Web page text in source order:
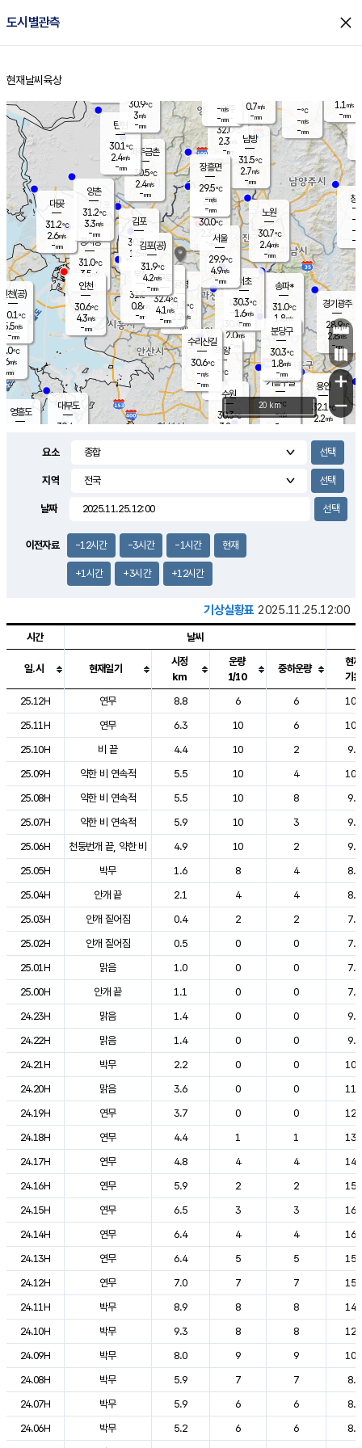
도시별관측 close
홈
현재날씨 육상
의도
℃
m/s
mm
영흥도
양주
32.0℃
2.3
-mm
과천
30.4℃
2.0m/s
- mm
용인
32.1℃
2.2m/s
경기광주
28.9℃
2.8m/s
-mm
3.9m/s
대부도
30.4
경서동
31.0℃
3.5 m/s
-mm
파주금촌
30.5℃
2.4m/s
-mm
-℃
-m/s
-mm
대곶
31.2℃
2.6m/s
-mm
창
-
-m/
-
탄현
30.1℃
2.4m/s
-mm
1.1 m/s
-mm
의왕
- ℃
m/s
mm
김포
30.3℃
1.5 m/s
mm
광명
31.3 ℃
2.2 m/s
-mm
부천
31.0℃
0.8m/s
-mm
양촌
31.2℃
3.3m/s
-mm
구로
32.4℃
4.1 m/s
-mm
은평
30.0℃
2.3 m/s
- mm
노원
30.7℃
2.4m/s
-mm
송파*
31.0℃
1.8m/s
-mm
서초
30.3℃
1.6m/s
-mm
남방
31.5℃
2.7m/s
-mm
기흥구갈
-℃
-m/s
-
수리산길
30.6℃
-m/s
-mm
분당구
30.3℃
1.8m/s
-mm
장흥면
29.5℃
-m/s
-mm
-m/s
-mm
인천(공)
30.1℃
5.5m/s
-mm
김포(공)
31.9℃
4.2m/s
-mm
수원
30.3℃
3.2 m/s
인천
30.6℃
4.3m/s
-mm
서울
29.9℃
4.9m/s
-mm
30.9℃
3m/s
-mm
0.7m/s
-mm
+
−
20 km
요소
지역
날짜
이전자료 -12시간 -3시간 -1시간 현재
+1시간 +3시간 +12시간
기상실황표 2025.11.25.12:00
도시별 기상실황표로 지점, 날씨, 기온, 강수, 바람, 기압등을 안내한 표입
시간 날씨
일.시 현재일기
시정
km
운량
1/10
중하운량
현재
기온
25.12H
연무 8.8 6 6
25.11H
연무 6.3 10 6
25.10H
비 끝 4.4 10 2
9.9
25.09H
약한 비 연속적 5.5 10 4
25.08H
약한 비 연속적 5.5 10 8
9.5
25.07H
약한 비 연속적 5.9 10 3
9.4
25.06H
천둥번개 끝, 약한 비 4.9 10 2
9.6
25.05H
박무 1.6 8 4
8.8
25.04H
안개 끝 2.1 4 4
8.9
25.03H
안개 짙어짐 0.4 2 2
7.0
25.02H
안개 짙어짐 0.5 0 0
7.7
25.01H
맑음 1.0 0 0
7.8
25.00H
안개 끝 1.1 0 0
7.8
24.23H
맑음 1.4 0 0
9.3
24.22H
맑음 1.4 0 0
9.0
24.21H
박무 2.2 0 0
24.20H
맑음 3.6 0 0
24.19H
연무 3.7 0 0
24.18H
연무 4.4 1 1
24.17H
연무 4.8 4 4
24.16H
연무 5.9 2 2
24.15H
연무 6.5 3 3
24.14H
연무 6.4 4 4
24.13H
연무 6.4 5 5
24.12H
연무 7.0 7 7
24.11H
박무 8.9 8 8
24.10H
박무 9.3 8 8
24.09H
박무 8.0 9 9
24.08H
박무 5.9 7 7
8.6
24.07H
박무 5.9 6 6
8.4
24.06H
박무 5.2 6 6
8.0